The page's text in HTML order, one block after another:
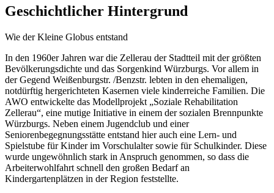
Geschichtlicher Hintergrund
Wie der Kleine Globus entstand
In den 1960er Jahren war die Zellerau der Stadtteil mit der größten
Bevölkerungsdichte und das Sorgenkind Würzburgs. Vor allem in
der Gegend Weißenburgstr. /Benzstr. lebten in den ehemaligen,
notdürftig hergerichteten Kasernen viele kinderreiche Familien. Die
AWO entwickelte das Modellprojekt „Soziale Rehabilitation
Zellerau“, eine mutige Initiative in einem der sozialen Brennpunkte
Würzburgs. Neben einem Jugendclub und einer
Seniorenbegegnungsstätte entstand hier auch eine Lern- und
Spielstube für Kinder im Vorschulalter sowie für Schulkinder. Diese
wurde ungewöhnlich stark in Anspruch genommen, so dass die
Arbeiterwohlfahrt schnell den großen Bedarf an
Kindergartenplätzen in der Region feststellte.